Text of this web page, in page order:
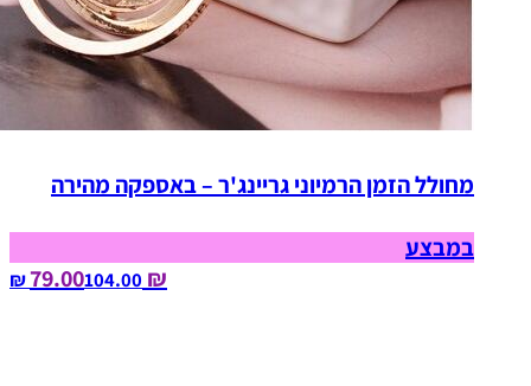
מחולל הזמן הרמיוני גריינג'ר – באספקה מהירה
במבצע
₪ 79.00
104.00‏ ₪